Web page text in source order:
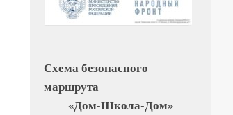
Схема безопасного
маршрута
«Дом-Школа-Дом»